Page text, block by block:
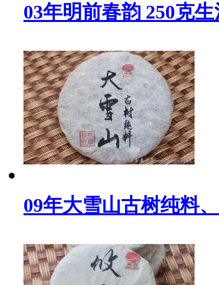
03年明前春韵 250克
09年大雪山古树纯料